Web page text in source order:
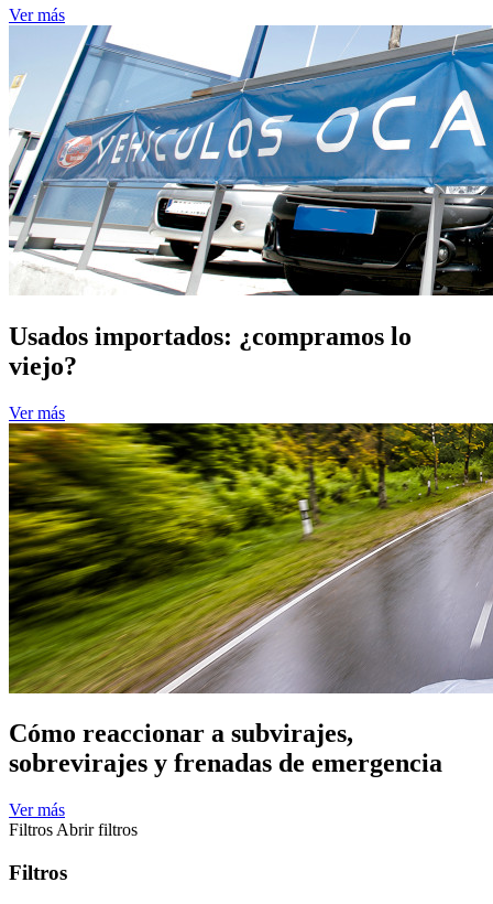
Ver más
Usados importados: ¿compramos lo
viejo?
Ver más
Cómo reaccionar a subvirajes,
sobrevirajes y frenadas de emergencia
Ver más
Filtros Abrir filtros
Filtros